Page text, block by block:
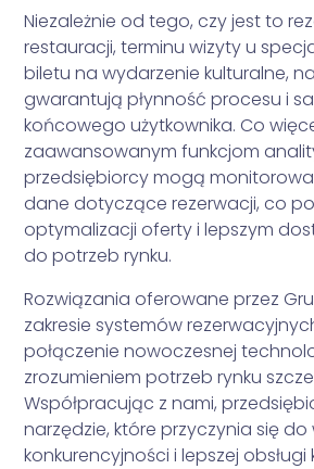
Niezależnie od tego, czy jest to
restauracji, terminu wizyty u
biletu na wydarzenie kulturalne,
gwarantują płynność procesu i
końcowego użytkownika. Co
zaawansowanym funkcjom
przedsiębiorcy mogą
dane dotyczące rezerwacji, co
optymalizacji oferty i lepszym
do potrzeb rynku.
Rozwiązania oferowane przez
zakresie systemów
połączenie nowoczesnej
zrozumieniem potrzeb rynku
Współpracując z nami,
narzędzie, które przyczynia się do
konkurencyjności i lepszej obsługi